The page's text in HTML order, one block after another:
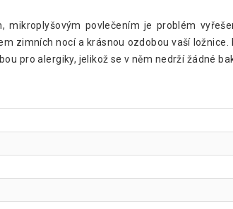
povlečením je problém
zimních nocí a krásnou ozdobou vaší
pro alergiky, jelikož se v něm nedrží žádné